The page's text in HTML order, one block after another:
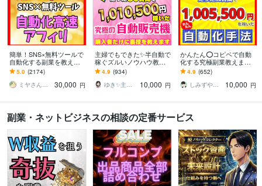
簡単！SNS×無料ツールで
自動化する副業を教えま
す 【マンツーマンサポー
ト】3ステップ作業！仕組
みを増産で加速化
5.0 (2174)
ミヤさん【ネットで月収450万円達成】
30,000 円
主婦でもできた✨半自動で
稼ぐズルいノウハウ教え
ます 3ステップで作成可
能！ほぼ放置で稼ぐ前代
未聞のおすすめ副業！
4.9 (934)
ゆき✨主婦でも月収100万円✨
10,000 円
かんたん⭕️コピペで自動
化する究極副業教えます
超ずるい⚠️スキル経験ゼ
ロでもできる新世代の手
法【超入門編】
4.9 (652)
しみずや＠自動化月収100万円
10,000 円
副業・ネットビジネスの相談の定番サービス